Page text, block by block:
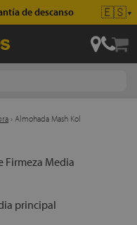
de descanso 🇪🇸▼
› Almohada Mash Kol
Firmeza Media